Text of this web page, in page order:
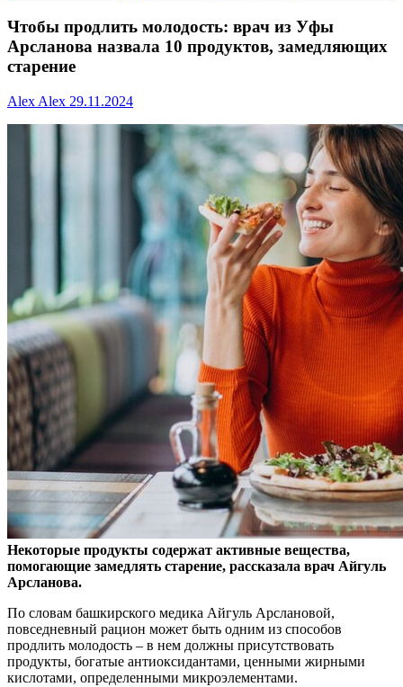
Чтобы продлить молодость: врач из Уфы
Арсланова назвала 10 продуктов, замедляющих
старение
Alex Alex 29.11.2024
Некоторые продукты содержат активные вещества,
помогающие замедлять старение, рассказала врач Айгуль
Арсланова.
По словам башкирского медика Айгуль Арслановой,
повседневный рацион может быть одним из способов
продлить молодость – в нем должны присутствовать
продукты, богатые антиоксидантами, ценными жирными
кислотами, определенными микроэлементами.